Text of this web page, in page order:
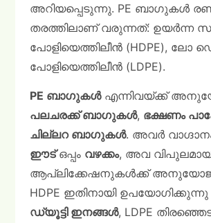
അറിയപ്പെടുന്നു. PE ബാഗുകൾ
തരത്തിലാണ് വരുന്നത്: ഉയർന്ന
പോളിയെത്തിലീൻ (HDPE), ലോ
പോളിയെത്തിലീൻ (LDPE).
PE ബാഗുകൾഎന്നിവയ്ക്ക്
പലചരക്ക് ബാഗുകൾ, ഭക്ഷണം
ചില്ലറ ബാഗുകൾ. അവർ
ഈട്ഒപ്പം വഴക്കം, അവ
ആപ്ലിക്കേഷനുകൾക്ക്
HDPE ഇതിനായി ഉപയോഗിക്കുന്നു
ഡ്യൂട്ടി ഇനങ്ങൾ, LDPE